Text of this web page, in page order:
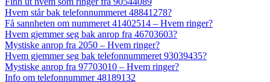
Hvem står bak telefonnummeret 48841278?
Få sannheten om nummeret 41402514 – Hvem ringer?
Hvem gjemmer seg bak anrop fra 46703603?
Mystiske anrop fra 2050 – Hvem ringer?
Hvem gjemmer seg bak telefonnummeret 93039435?
Mystiske anrop fra 97703010 – Hvem ringer?
Info om telefonnummer 48189132